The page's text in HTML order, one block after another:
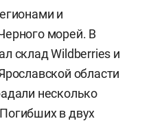
и
морей. В
склад Wildberries и
области
несколько
в двух